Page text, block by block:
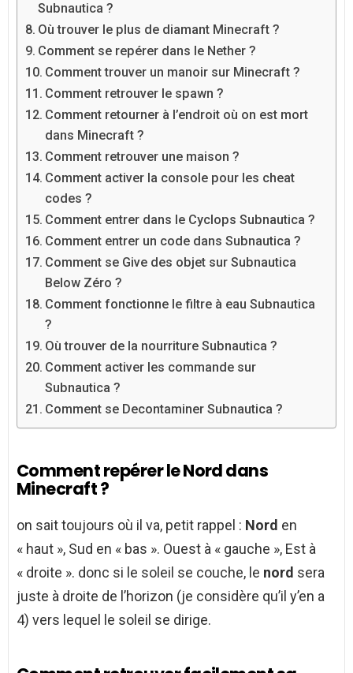
Subnautica ?
Où trouver le plus de diamant Minecraft ?
Comment se repérer dans le Nether ?
Comment trouver un manoir sur Minecraft ?
Comment retrouver le spawn ?
Comment retourner à l’endroit où on est mort
dans Minecraft ?
Comment retrouver une maison ?
Comment activer la console pour les cheat
codes ?
Comment entrer dans le Cyclops Subnautica ?
Comment entrer un code dans Subnautica ?
Comment se Give des objet sur Subnautica
Below Zéro ?
Comment fonctionne le filtre à eau Subnautica
?
Où trouver de la nourriture Subnautica ?
Comment activer les commande sur
Subnautica ?
Comment se Decontaminer Subnautica ?
Comment repérer le Nord dans
Minecraft ?
on sait toujours où il va, petit rappel : Nord en
« haut », Sud en « bas ». Ouest à « gauche », Est à
« droite ». donc si le soleil se couche, le nord sera
juste à droite de l’horizon (je considère qu’il y’en a
4) vers lequel le soleil se dirige.